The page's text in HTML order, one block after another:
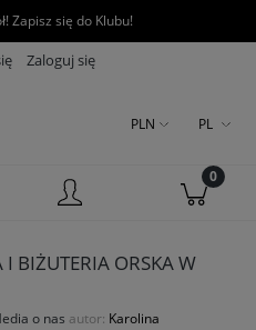
Zapisz się do Klubu!
Zaloguj się
PLN PL
BIŻUTERIA ORSKA W
o nas autor: Karolina